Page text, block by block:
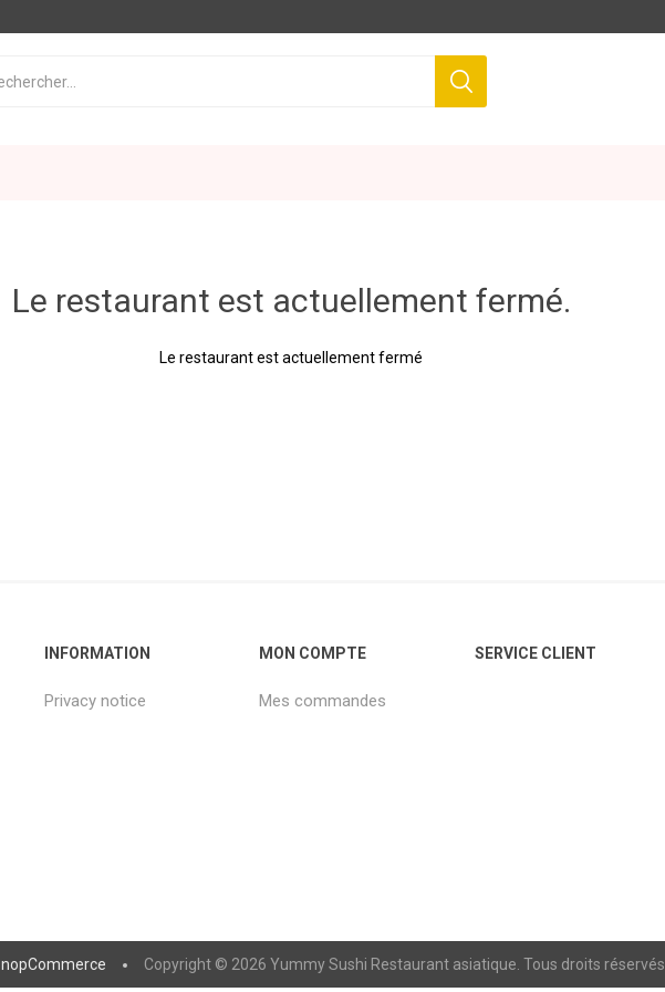
Le restaurant est actuellement fermé.
Le restaurant est actuellement fermé
INFORMATION
Privacy notice
MON COMPTE
Mes commandes
SERVICE CLIENT
nopCommerce Copyright © 2026 Yummy Sushi Restaurant asiatique. Tous droits réservés.